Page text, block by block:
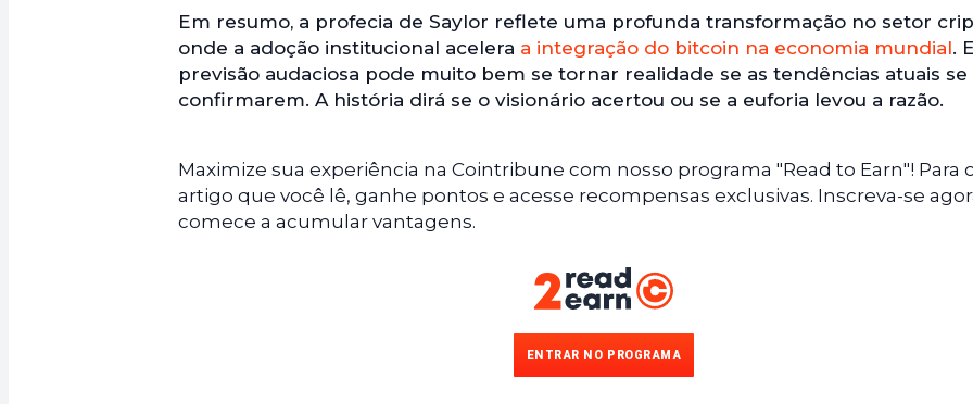
Em resumo, a profecia de Saylor reflete uma profunda transformação no setor
onde a adoção institucional acelera a integração do bitcoin na economia mundial.
previsão audaciosa pode muito bem se tornar realidade se as tendências atuais se
confirmarem. A história dirá se o visionário acertou ou se a euforia levou a razão.
Maximize sua experiência na Cointribune com nosso programa "Read to Earn"! Para
artigo que você lê, ganhe pontos e acesse recompensas exclusivas. Inscreva-se
comece a acumular vantagens.
ENTRAR NO PROGRAMA